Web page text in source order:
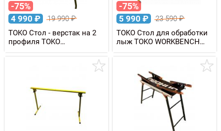
-75%
4 990 ₽ 19 990₽
TOKO Стол - верстак на 2
профиля TOKO
WORKBENCH 110 х 50 см,
уценка
-75%
5 990 ₽ 23 590₽
TOKO Стол для обработки
лыж TOKO WORKBENCH
EXPRESS 110 х 25 см,
уценка